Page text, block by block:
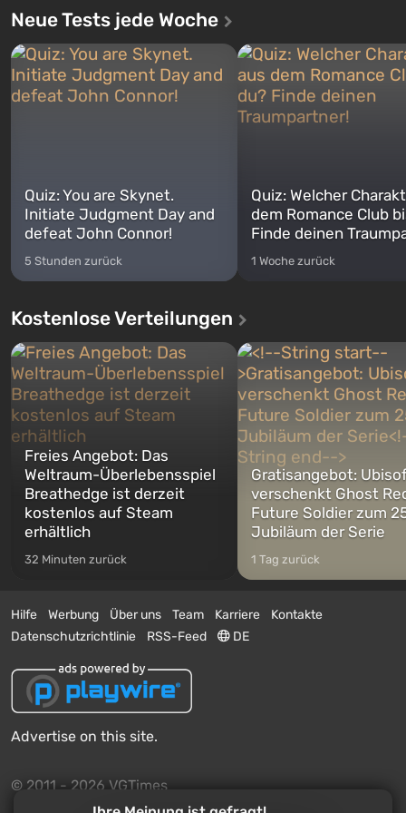
Neue Tests jede Woche
Quiz: You are Skynet.
Initiate Judgment Day and
defeat John Connor!
5 Stunden zurück
Quiz: Welcher
dem Romance Club
Finde deinen
1 Woche zurück
Kostenlose Verteilungen
Freies Angebot: Das
Weltraum-Überlebensspiel
Breathedge ist derzeit
kostenlos auf Steam
erhältlich
32 Minuten zurück
Gratisangebot:
verschenkt Ghost
Future Soldier zum
Jubiläum der Serie
1 Tag zurück
Hilfe Werbung Über uns Team Karriere
Kontakte
Datenschutzrichtlinie
RSS-Feed DE
Advertise on this site.
© 2011 - 2026 VGTimes